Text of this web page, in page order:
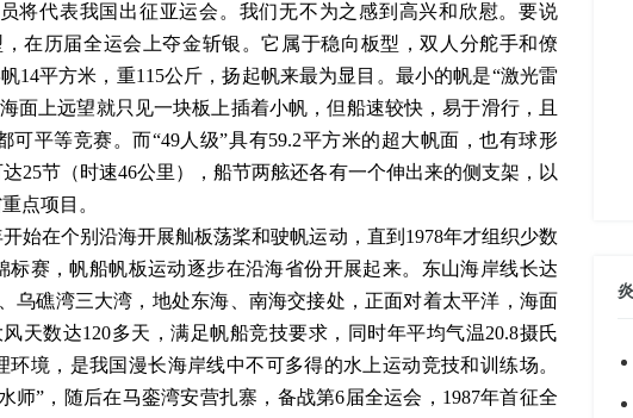
将代表我国出征亚运会。我们无不为之感到高兴和欣慰。要说
在历届全运会上夺金斩银。它属于稳向板型，双人分舵手和僚
14平方米，重115公斤，扬起帆来最为显目。最小的帆是“激光雷
面上远望就只见一块板上插着小帆，但船速较快，易于滑行，且
可平等竞赛。而“49人级”具有59.2平方米的超大帆面，也有球形
25节（时速46公里），船节两舷还各有一个伸出来的侧支架，以
点项目。
开始在个别沿海开展舢板荡桨和驶帆运动，直到1978年才组织少数
标赛，帆船帆板运动逐步在沿海省份开展起来。东山海岸线长达
乌礁湾三大湾，地处东海、南海交接处，正面对着太平洋，海面
天数达120多天，满足帆船竞技要求，同时年平均气温20.8摄氏
境，是我国漫长海岸线中不可多得的水上运动竞技和训练场。
师”，随后在马銮湾安营扎寨，备战第6届全运会，1987年首征全